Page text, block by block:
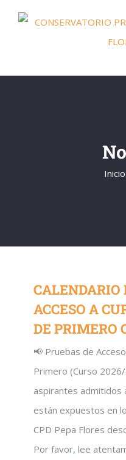
Saltar
Inicio
CALENDARIO
ACCESO A
DE PRIMERO
📢 Pruebas de
Primero (Curso
aspirantes admitidos
están expuestos en
CPD Pepa Flores
Por favor, lee